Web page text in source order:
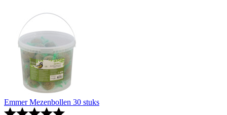
Emmer Mezenbollen 30 stuks